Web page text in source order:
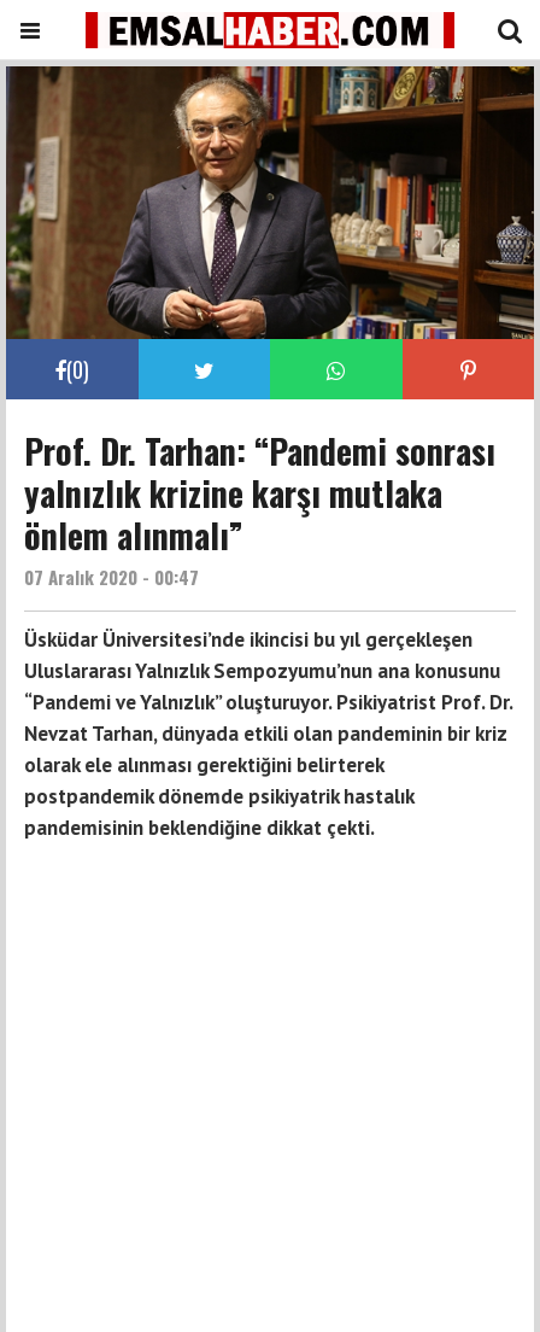
(0)
Prof. Dr. Tarhan: “Pandemi sonrası
yalnızlık krizine karşı mutlaka
önlem alınmalı”
07 Aralık 2020 - 00:47
Üsküdar Üniversitesi’nde ikincisi bu yıl gerçekleşen
Uluslararası Yalnızlık Sempozyumu’nun ana konusunu
“Pandemi ve Yalnızlık” oluşturuyor. Psikiyatrist Prof. Dr.
Nevzat Tarhan, dünyada etkili olan pandeminin bir kriz
olarak ele alınması gerektiğini belirterek
postpandemik dönemde psikiyatrik hastalık
pandemisinin beklendiğine dikkat çekti.